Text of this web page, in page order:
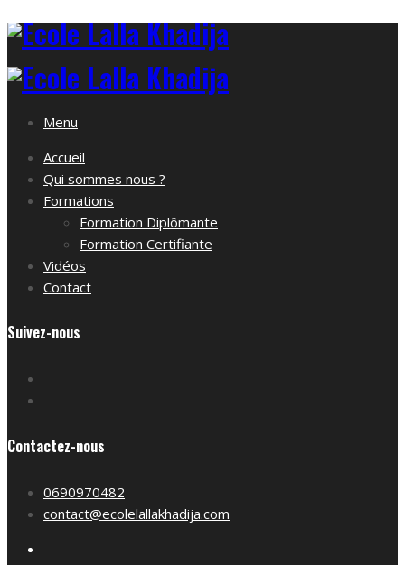
Menu
Accueil
Qui sommes nous ?
Formations
Formation Diplômante
Formation Certifiante
Vidéos
Contact
Suivez-nous
Contactez-nous
0690970482
contact@ecolelallakhadija.com